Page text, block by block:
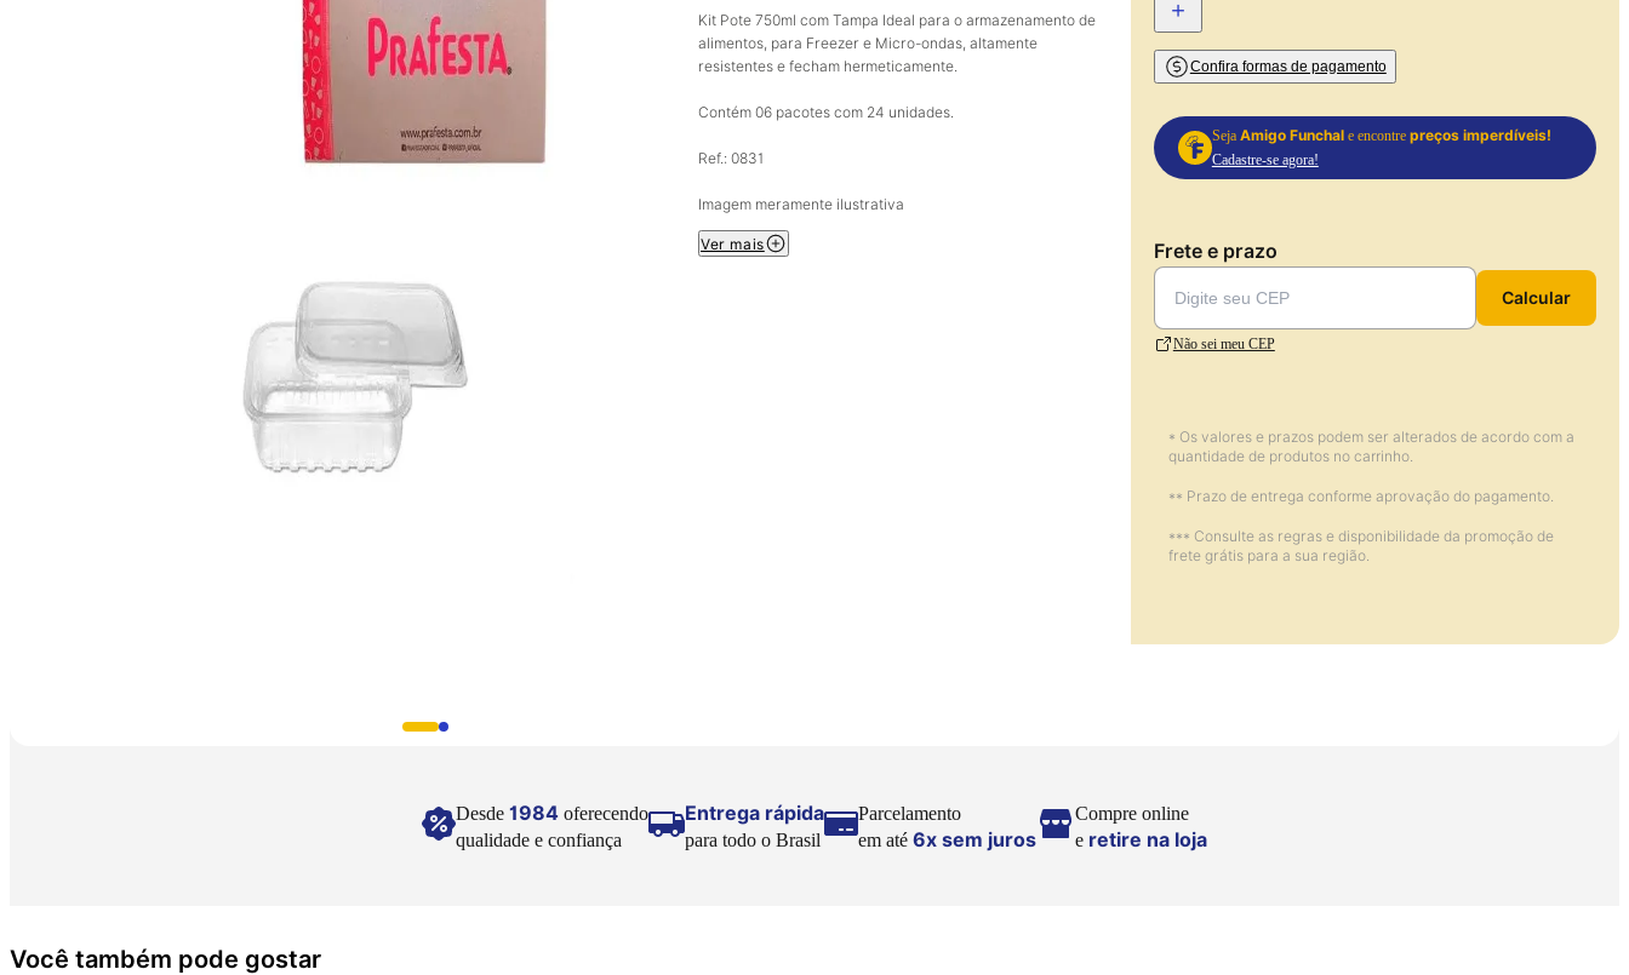
Kit Pote 750ml com Tampa Ideal para o armazenamento de
alimentos, para Freezer e Micro-ondas, altamente
resistentes e fecham hermeticamente.
Contém 06 pacotes com 24 unidades.
Ref.: 0831
Imagem meramente ilustrativa
Ver mais
+
Confira formas de pagamento
Seja Amigo Funchale encontre preços imperdíveis!
Cadastre-se agora!
Frete e prazo
Calcular
Não sei meu CEP
* Os valores e prazos podem ser alterados de acordo com a
quantidade de produtos no carrinho.
** Prazo de entrega conforme aprovação do pagamento.
*** Consulte as regras e disponibilidade da promoção de
frete grátis para a sua região.
Desde 1984 oferecendo
qualidade e confiança
Entrega rápida
para todo o Brasil
Parcelamento
em até 6x sem juros
Compre online
e retire na loja
Você também pode gostar